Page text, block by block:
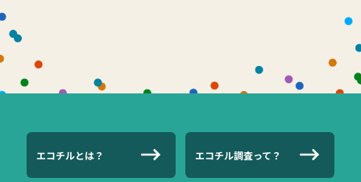
エコチルとは？ エコチル調査って？